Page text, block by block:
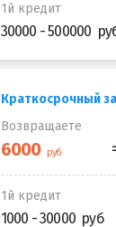
1й кредит
30000 - 500000
Краткосрочный
Возвращаете
1й кредит
1000 - 30000